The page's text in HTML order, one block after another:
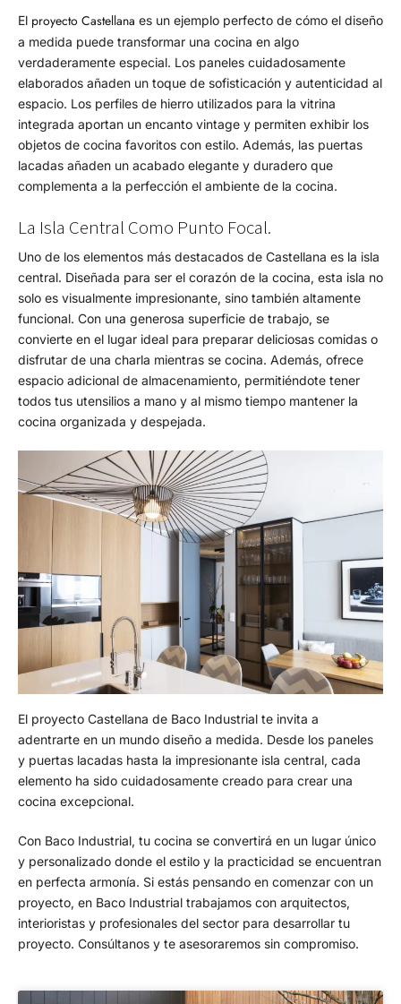
El proyecto Castellana es un ejemplo perfecto de cómo el diseño
a medida puede transformar una cocina en algo
verdaderamente especial. Los paneles cuidadosamente
elaborados añaden un toque de sofisticación y autenticidad al
espacio. Los perfiles de hierro utilizados para la vitrina
integrada aportan un encanto vintage y permiten exhibir los
objetos de cocina favoritos con estilo. Además, las puertas
lacadas añaden un acabado elegante y duradero que
complementa a la perfección el ambiente de la cocina.
La Isla Central Como Punto Focal.
Uno de los elementos más destacados de Castellana es la isla
central. Diseñada para ser el corazón de la cocina, esta isla no
solo es visualmente impresionante, sino también altamente
funcional. Con una generosa superficie de trabajo, se
convierte en el lugar ideal para preparar deliciosas comidas o
disfrutar de una charla mientras se cocina. Además, ofrece
espacio adicional de almacenamiento, permitiéndote tener
todos tus utensilios a mano y al mismo tiempo mantener la
cocina organizada y despejada.
El proyecto Castellana de Baco Industrial te invita a
adentrarte en un mundo diseño a medida. Desde los paneles
y puertas lacadas hasta la impresionante isla central, cada
elemento ha sido cuidadosamente creado para crear una
cocina excepcional.
Con Baco Industrial, tu cocina se convertirá en un lugar único
y personalizado donde el estilo y la practicidad se encuentran
en perfecta armonía. Si estás pensando en comenzar con un
proyecto, en Baco Industrial trabajamos con arquitectos,
interioristas y profesionales del sector para desarrollar tu
proyecto. Consúltanos y te asesoraremos sin compromiso.